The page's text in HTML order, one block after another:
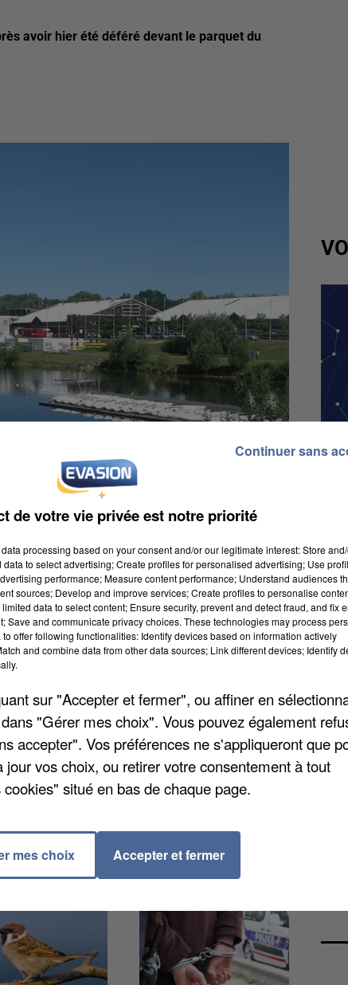
avoir hier été déféré devant le parquet du
après avoir hier été déféré devant
présumé âgé de 21 ans, originaire de
Torcy lors d'un festival de musique
arrêtés.
de votre vie privée est notre priorité
processing based on your consent and/or our legitimate interest: Store
to select advertising; Create profiles for personalised advertising; Use
performance; Measure content performance; Understand audiences
sources; Develop and improve services; Create profiles to personalise
data to select content; Ensure security, prevent and detect fraud, and fix
Save and communicate privacy choices. These technologies may process
offer following functionalities: Identify devices based on information actively
and combine data from other data sources; Link different devices; Identify
sur "Accepter et fermer", ou affiner en
"Gérer mes choix". Vous pouvez également
accepter". Vos préférences ne s'appliqueront que
vos choix, ou retirer votre consentement à tout
situé en bas de chaque page.
mes choix Accepter et fermer
Continuer sans